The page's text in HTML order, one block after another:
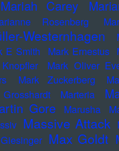
Mariah Carey
Rosenberg
Westernhagen
E Smith Mark Ernestus
Mark Oliver
Mark Zuckerberg
Marteria
Gore Marusha
Massive Attack
Max Goldt